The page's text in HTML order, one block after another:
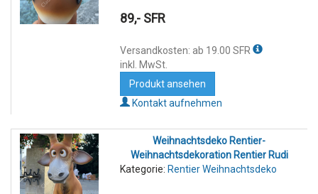
89,- SFR
Versandkosten: ab 19.00 SFR
inkl. MwSt.
Produkt ansehen
Kontakt aufnehmen
Weihnachtsdeko Rentier-
Weihnachtsdekoration Rentier Rudi
Kategorie: Rentier Weihnachtsdeko